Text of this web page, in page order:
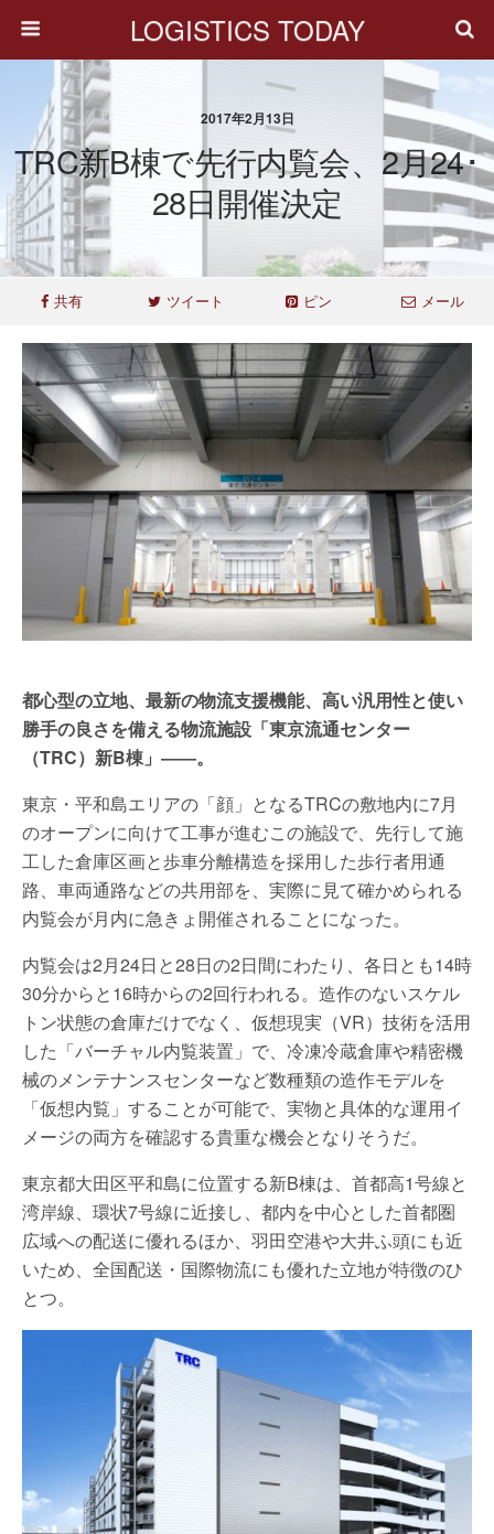
LOGISTICS TODAY
2017年2月13日
TRC新B棟で先行内覧会、2月24･
28日開催決定
共有 ツイート ピン メール
都心型の立地、最新の物流支援機能、高い汎用性と使い
勝手の良さを備える物流施設「東京流通センター
（TRC）新B棟」――。
東京・平和島エリアの「顔」となるTRCの敷地内に7月
のオープンに向けて工事が進むこの施設で、先行して施
工した倉庫区画と歩車分離構造を採用した歩行者用通
路、車両通路などの共用部を、実際に見て確かめられる
内覧会が月内に急きょ開催されることになった。
内覧会は2月24日と28日の2日間にわたり、各日とも14時
30分からと16時からの2回行われる。造作のないスケル
トン状態の倉庫だけでなく、仮想現実（VR）技術を活用
した「バーチャル内覧装置」で、冷凍冷蔵倉庫や精密機
械のメンテナンスセンターなど数種類の造作モデルを
「仮想内覧」することが可能で、実物と具体的な運用イ
メージの両方を確認する貴重な機会となりそうだ。
東京都大田区平和島に位置する新B棟は、首都高1号線と
湾岸線、環状7号線に近接し、都内を中心とした首都圏
広域への配送に優れるほか、羽田空港や大井ふ頭にも近
いため、全国配送・国際物流にも優れた立地が特徴のひ
とつ。